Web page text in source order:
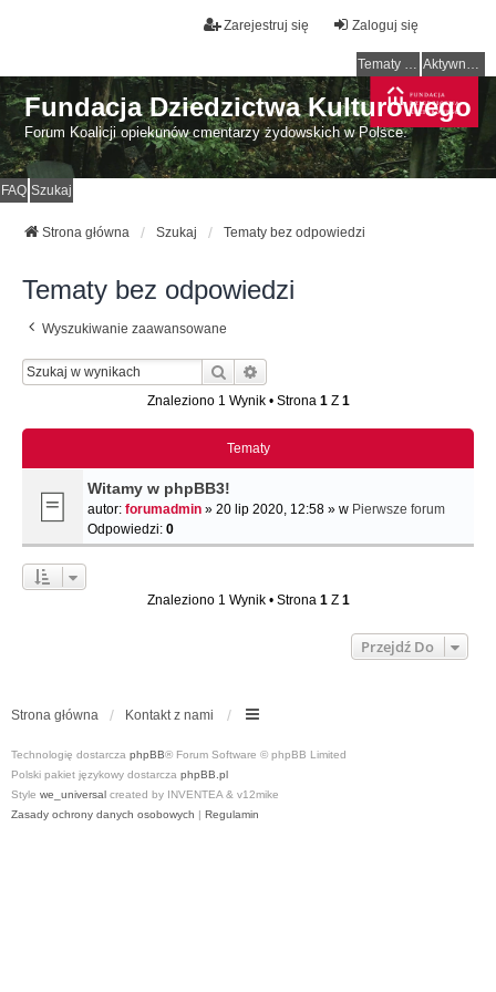
Zaloguj się
Zarejestruj się
Tematy bez odpowiedzi Aktywne tematy
Fundacja Dziedzictwa Kulturowego
Forum Koalicji opiekunów cmentarzy żydowskich w Polsce.
FAQ Szukaj
Strona główna Szukaj Tematy bez odpowiedzi
Tematy bez odpowiedzi
Wyszukiwanie zaawansowane
Szukaj
Znaleziono 1 Wynik • Strona 1Z 1
Tematy
Witamy w phpBB3!
autor: forumadmin » 20 lip 2020, 12:58 » w Pierwsze forum
Odpowiedzi: 0
Znaleziono 1 Wynik • Strona 1Z 1
Przejdź Do
Strona główna Kontakt z nami
Technologię dostarcza phpBB® Forum Software © phpBB Limited
Polski pakiet językowy dostarcza phpBB.pl
Style we_universal created by INVENTEA & v12mike
Zasady ochrony danych osobowych | Regulamin